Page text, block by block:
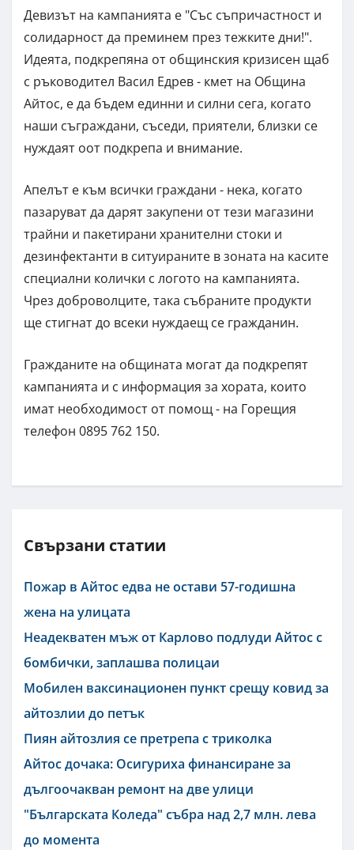
Девизът на кампанията е "Със съпричастност и
солидарност да преминем през тежките дни!".
Идеята, подкрепяна от общинския кризисен щаб
с ръководител Васил Едрев - кмет на Община
Айтос, е да бъдем единни и силни сега, когато
наши съграждани, съседи, приятели, близки се
нуждаят оот подкрепа и внимание.
Апелът е към всички граждани - нека, когато
пазаруват да дарят закупени от тези магазини
трайни и пакетирани хранителни стоки и
дезинфектанти в ситуираните в зоната на касите
специални колички с логото на кампанията.
Чрез доброволците, така събраните продукти
ще стигнат до всеки нуждаещ се гражданин.
Гражданите на общината могат да подкрепят
кампанията и с информация за хората, които
имат необходимост от помощ - на Горещия
телефон 0895 762 150.
Свързани статии
Пожар в Айтос едва не остави 57-годишна
жена на улицата
Неадекватен мъж от Карлово подлуди Айтос с
бомбички, заплашва полицаи
Мобилен ваксинационен пункт срещу ковид за
айтозлии до петък
Пиян айтозлия се претрепа с триколка
Айтос дочака: Осигуриха финансиране за
дългоочакван ремонт на две улици
"Българската Коледа" събра над 2,7 млн. лева
до момента